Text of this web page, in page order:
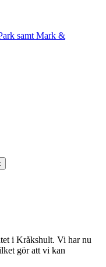
samt Mark &
i Kråkshult. Vi har nu
gör att vi kan